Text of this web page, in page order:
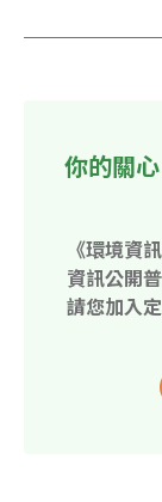
你的關
《環境資
資訊公開
請您加入